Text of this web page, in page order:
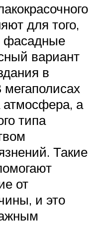
для того,
фасадные
вариант
в
мегаполисах
атмосфера, а
типа
Такие
от
и это